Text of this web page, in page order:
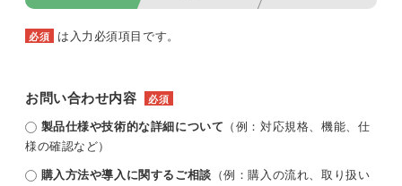
必須 は入力必須項目です。
お問い合わせ内容 必須
製品仕様や技術的な詳細について （例：対応規格、機能、仕
様の確認など）
購入方法や導入に関するご相談 （例：購入の流れ、取り扱い